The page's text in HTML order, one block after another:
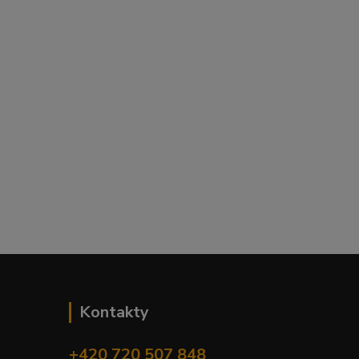
Kontakty
+420 720 507 848